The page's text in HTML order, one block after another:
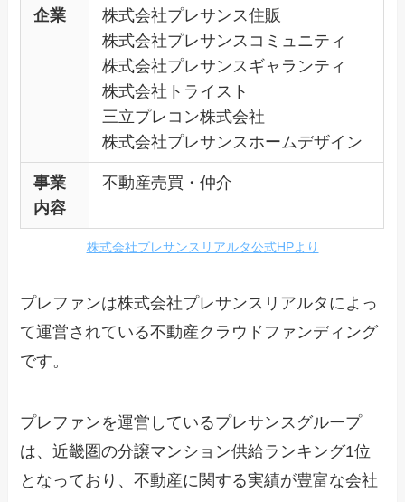
企業
株式会社プレサンス住販
株式会社プレサンスコミュニティ
株式会社プレサンスギャランティ
株式会社トライスト
三立プレコン株式会社
株式会社プレサンスホームデザイン
事業
内容
不動産売買・仲介
株式会社プレサンスリアルタ公式HPより
プレファンは株式会社プレサンスリアルタによっ
て運営されている不動産クラウドファンディング
です。
プレファンを運営しているプレサンスグループ
は、近畿圏の分譲マンション供給ランキング1位
となっており、不動産に関する実績が豊富な会社